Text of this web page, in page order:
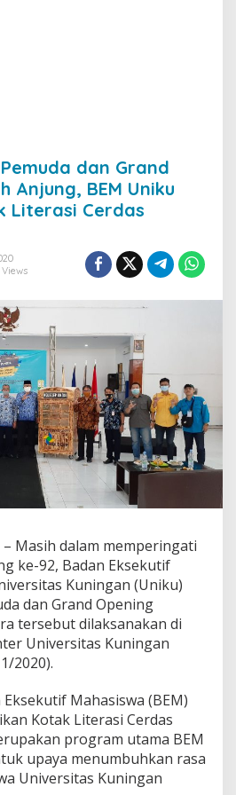
dan Grand
Anjung, BEM Uniku
Literasi Cerdas
Views
– Masih dalam memperingati
ke-92, Badan Eksekutif
Kuningan (Uniku)
dan Grand Opening
tersebut dilaksanakan di
Universitas Kuningan
2020).
Mahasiswa (BEM)
Kotak Literasi Cerdas
program utama BEM
upaya menumbuhkan rasa
Universitas Kuningan